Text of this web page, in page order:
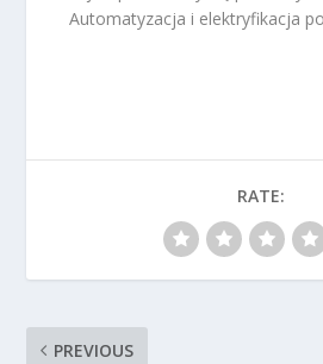
Automatyzacja i elektryfikacja
RATE:
PREVIOUS